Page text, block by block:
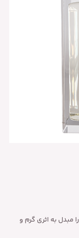
مبدل به اثری گرم و